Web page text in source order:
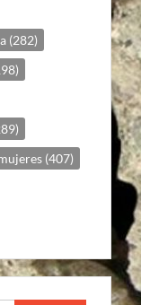
(282)
(407)